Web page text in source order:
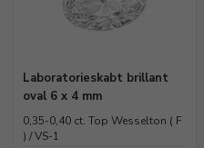
Laboratorieskabt brillant
oval 6 x 4 mm
0,35-0,40 ct. Top Wesselton ( F
) / VS-1